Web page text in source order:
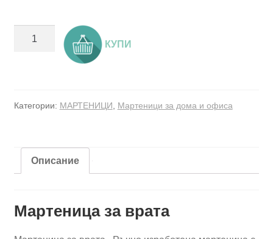
-
КУПИ
Категории: МАРТЕНИЦИ Мартеници за дома и офиса
Описание
Мартеница за врата